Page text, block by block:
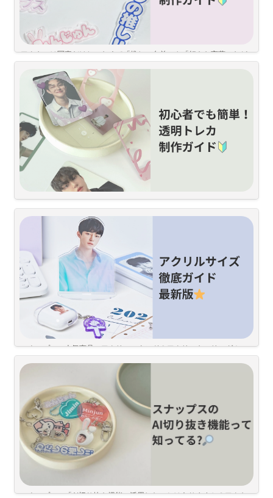
目次
アクキーは写真だけじゃなくて「推しの名前」や「好きな言葉」など
る「文字アクキー」を紹介します
目次
１　アクキーにする文字画像を用意する
まずは下のような文字の画像を用意してください！
（PicsartやibisPaintなどの画像編集アプリで制作できます）
写真映え！なスナップスの透明トレカ
簡単な制作方法紹介します！
目次
1. トレカ・透明トレカの違いは？
スナップスの人気商品のアクリルスタンド＆アクリルキーリング！
人気なだけにお客様のお問い合わせも多数、、！
そんなお客様のお問い合わせやレビューで疑問の多い
アクリルグッズの「サイズ」 を徹底的にガイドしていきます
サイズに迷ったらこれを見れば間違いなし
スナップスの「AI切り抜き機能」活用したことはありますか？アクキ